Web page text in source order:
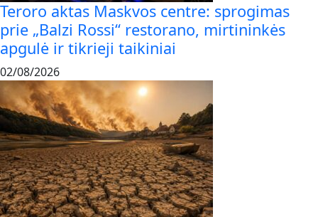
Teroro aktas Maskvos centre: sprogimas
prie „Balzi Rossi“ restorano, mirtininkės
apgulė ir tikrieji taikiniai
02/08/2026